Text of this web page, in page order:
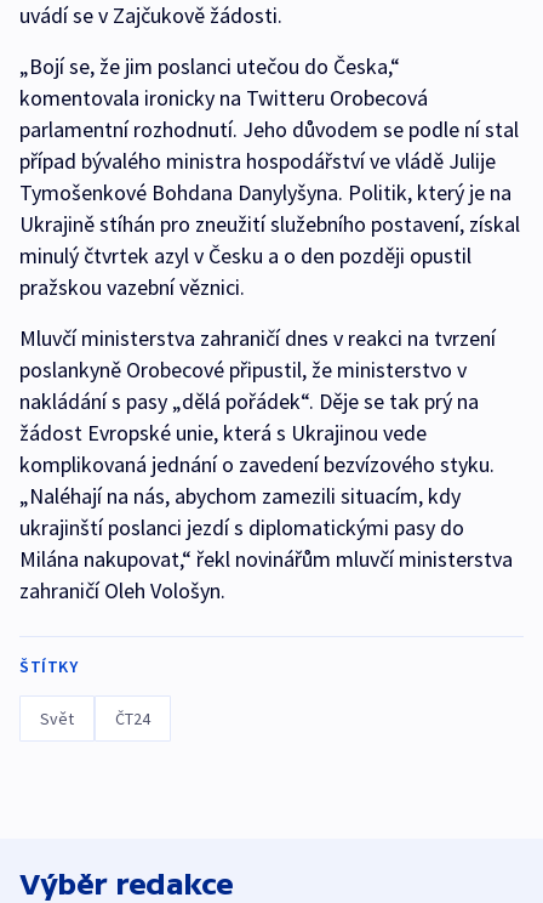
uvádí se v Zajčukově žádosti.
„Bojí se, že jim poslanci utečou do Česka,“
komentovala ironicky na Twitteru Orobecová
parlamentní rozhodnutí. Jeho důvodem se podle ní stal
případ bývalého ministra hospodářství ve vládě Julije
Tymošenkové Bohdana Danylyšyna. Politik, který je na
Ukrajině stíhán pro zneužití služebního postavení, získal
minulý čtvrtek azyl v Česku a o den později opustil
pražskou vazební věznici.
Mluvčí ministerstva zahraničí dnes v reakci na tvrzení
poslankyně Orobecové připustil, že ministerstvo v
nakládání s pasy „dělá pořádek“. Děje se tak prý na
žádost Evropské unie, která s Ukrajinou vede
komplikovaná jednání o zavedení bezvízového styku.
„Naléhají na nás, abychom zamezili situacím, kdy
ukrajinští poslanci jezdí s diplomatickými pasy do
Milána nakupovat,“ řekl novinářům mluvčí ministerstva
zahraničí Oleh Vološyn.
ŠTÍTKY
Svět ČT24
Výběr redakce